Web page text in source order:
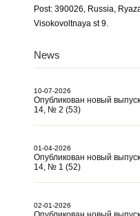
Post: 390026, Russia,
Visokovoltnaya st 9.
News
10-07-2026
Опубликован новый
14, № 2 (53)
01-04-2026
Опубликован новый
14, № 1 (52)
02-01-2026